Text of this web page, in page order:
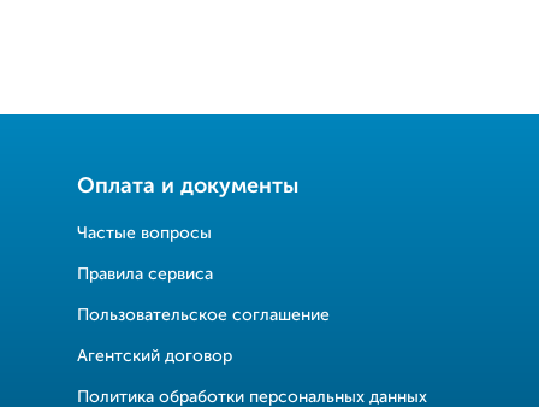
Оплата и документы
Частые вопросы
Правила сервиса
Пользовательское соглашение
Агентский договор
Политика обработки персональных данных